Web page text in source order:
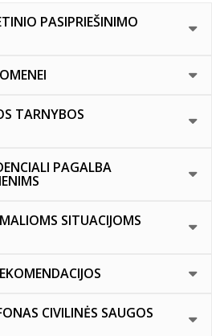
PASIPRIEŠINIMO
TARNYBOS
PAGALBA
SITUACIJOMS
CIVILINĖS SAUGOS